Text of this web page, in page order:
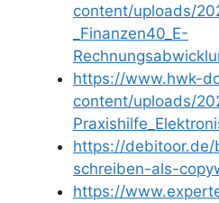
content/uploads/
_Finanzen40_E-
https://www.hwk-
content/uploads/
https://debitoor.de/
schreiben-als-
https://